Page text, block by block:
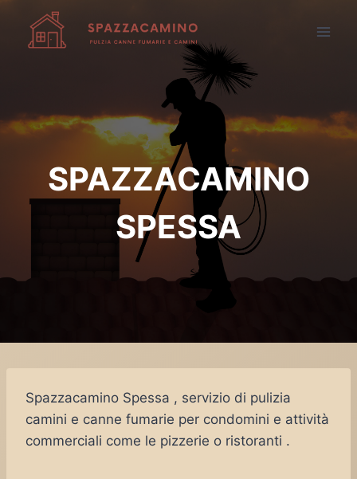
contenuto
SPAZZACAMINO
SPESSA
Spazzacamino Spessa , servizio di pulizia
camini e canne fumarie per condomini e attività
commerciali come le pizzerie o ristoranti .